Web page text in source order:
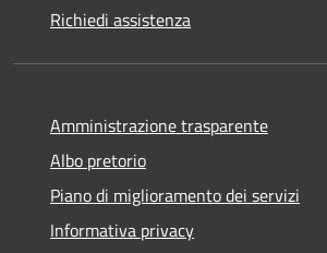
Richiedi assistenza
Amministrazione trasparente
Albo pretorio
Piano di miglioramento dei servizi
Informativa privacy